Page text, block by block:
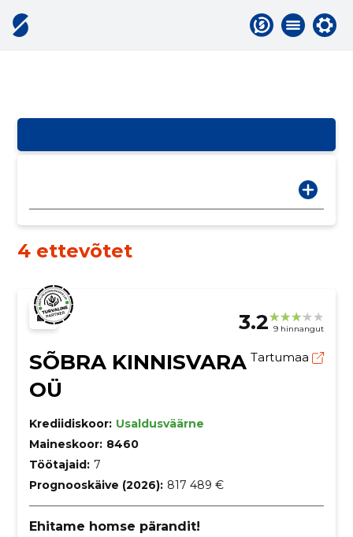
4 ettevõtet
3.2 9 hinnangut
SÕBRA KINNISVARA
OÜ
Tartumaa
Krediidiskoor: Usaldusväärne
Maineskoor: 8460
Töötajaid: 7
Prognooskäive (2026): 817 489 €
Ehitame homse pärandit!